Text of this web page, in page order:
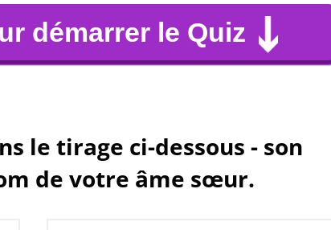
démarrer le Quiz
le tirage ci-dessous - son
de votre âme sœur.